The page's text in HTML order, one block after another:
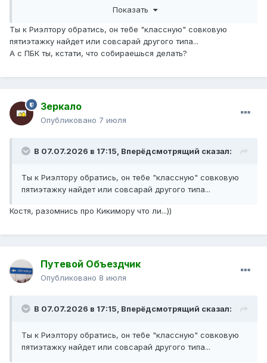
в несезон это вполне реально за разумные деньги. А в
наша долбаная чудесная зима становится всё более
невыносимой.
Показать
Ты к Риэлтору обратись, он тебе "классную" совковую
пятиэтажку найдет или совсарай другого типа...
А с ПБК ты, кстати, что собираешься делать?
Зеркало
Опубликовано 7 июля
В 07.07.2026 в 17:15, Вперёдсмотрящий сказал:
Ты к Риэлтору обратись, он тебе "классную" совковую
пятиэтажку найдет или совсарай другого типа...
Костя, разомнись про Кикимору что ли...))
Путевой Объездчик
Опубликовано 8 июля
В 07.07.2026 в 17:15, Вперёдсмотрящий сказал:
Ты к Риэлтору обратись, он тебе "классную" совковую
пятиэтажку найдет или совсарай другого типа...